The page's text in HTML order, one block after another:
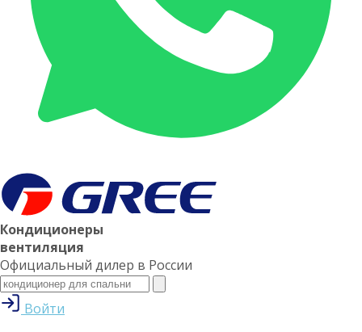
Кондиционеры
вентиляция
Официальный дилер в России
Войти